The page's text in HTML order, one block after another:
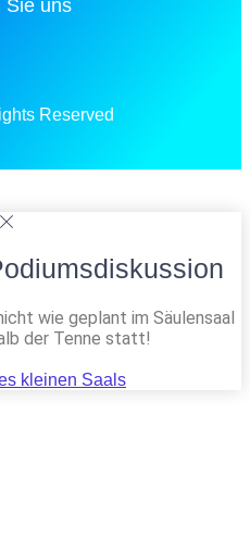
Sie uns
Reserved
wie geplant im Säulensaal
der Tenne statt!
kleinen Saals